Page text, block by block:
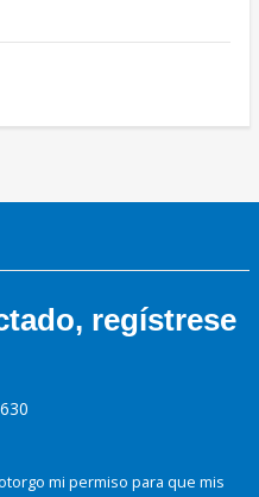
regístrese
mi permiso para que mis